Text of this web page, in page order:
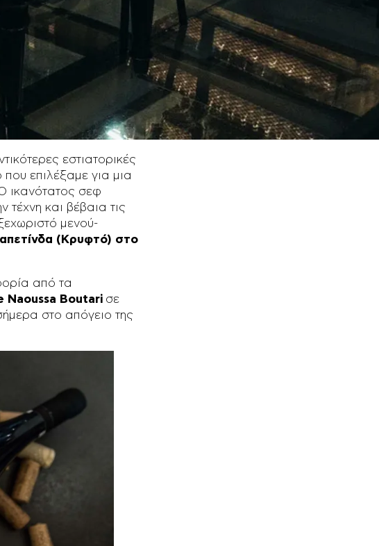
Makris και της
των #FNLevents που
εστιατορικές
που επιλέξαμε για μια
ικανότατος σεφ
και βέβαια τις
μενού-
(Κρυφτό) στο
από τα
Naoussa Boutari σε
στο απόγειο της